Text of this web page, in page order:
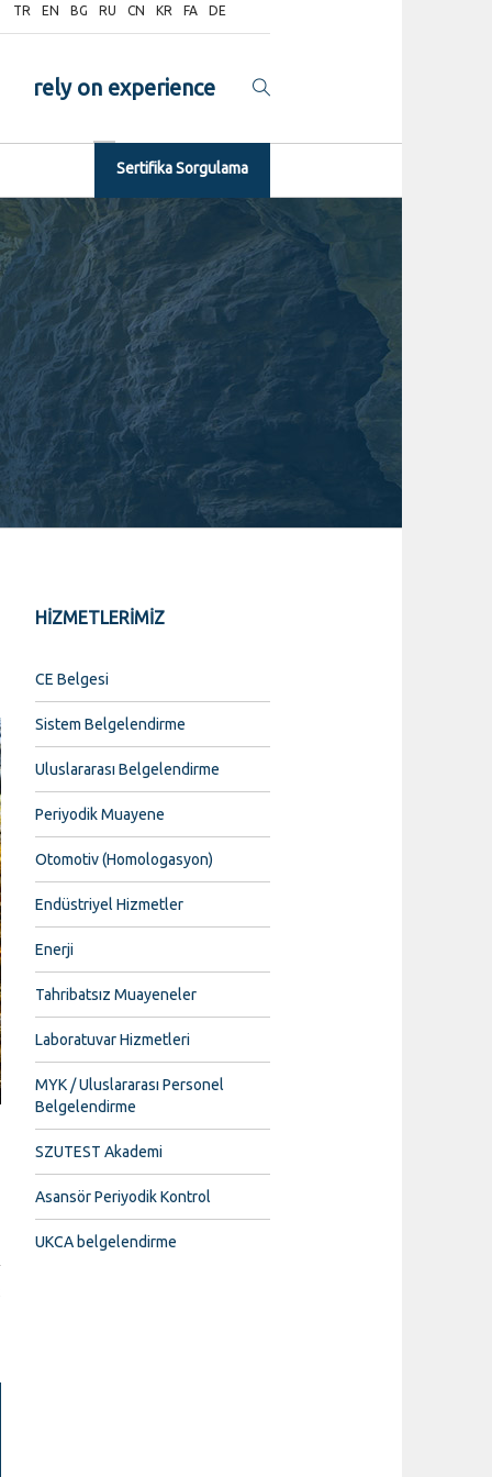
TR EN BG RU CN KR FA DE
rely on experience
Sertifika Sorgulama
HİZMETLERİMİZ
CE Belgesi
Sistem Belgelendirme
Uluslararası Belgelendirme
Periyodik Muayene
Otomotiv (Homologasyon)
Endüstriyel Hizmetler
Enerji
Tahribatsız Muayeneler
Laboratuvar Hizmetleri
MYK / Uluslararası Personel
Belgelendirme
SZUTEST Akademi
Asansör Periyodik Kontrol
UKCA belgelendirme